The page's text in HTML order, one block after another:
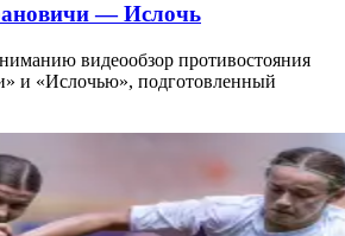
— Ислочь
видеообзор противостояния
и «Ислочью», подготовленный